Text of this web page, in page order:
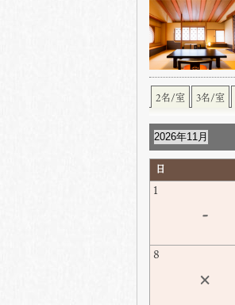
2名/室 3名/室
日
1
-
8
×